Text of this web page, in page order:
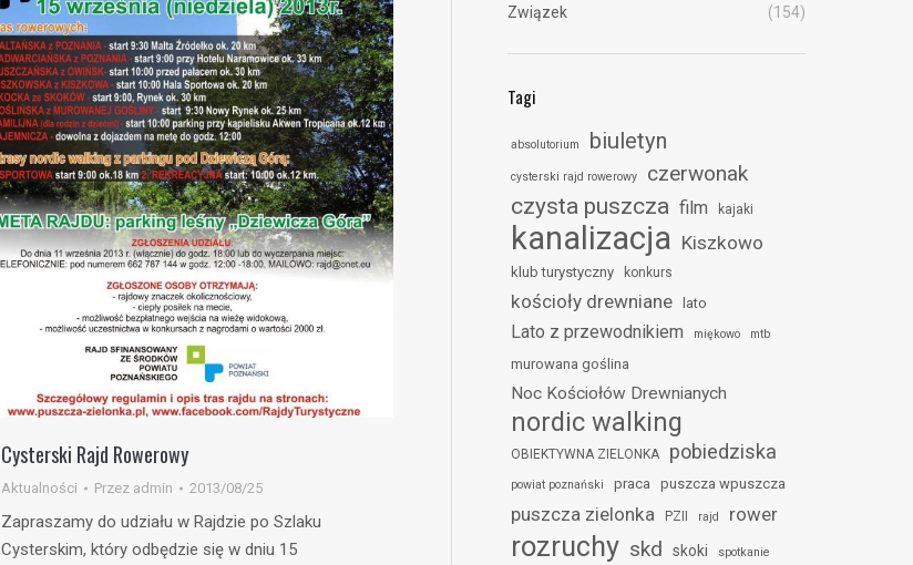
Cysterski Rajd Rowerowy
Aktualności Przez admin 2013/08/25
Zapraszamy do udziału w Rajdzie po Szlaku
Cysterskim, który odbędzie się w dniu 15
Związek
(154)
Tagi
absolutorium biuletyn
cysterski rajd rowerowy czerwonak
czysta puszcza film kajaki
kanalizacja Kiszkowo
klub turystyczny konkurs
kościoły drewniane lato
Lato z przewodnikiem miękowo mtb
murowana goślina
Noc Kościołów Drewnianych
nordic walking
OBIEKTYWNA ZIELONKA pobiedziska
powiat poznański praca puszcza wpuszcza
puszcza zielonka PZII rajd rower
rozruchy skd skoki spotkanie